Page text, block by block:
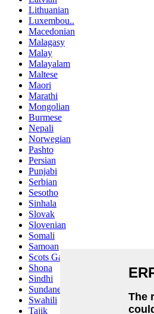
Lithuanian
Luxembou..
Macedonian
Malagasy
Malay
Malayalam
Maltese
Maori
Marathi
Mongolian
Burmese
Nepali
Norwegian
Pashto
Persian
Punjabi
Serbian
Sesotho
Sinhala
Slovak
Slovenian
Somali
Samoan
Scots Gaelic
Shona
Sindhi
Sundanese
Swahili
Tajik